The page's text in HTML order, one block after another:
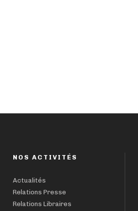
NOS ACTIVITÉS
Actualités
Relations Presse
Relations Libraires